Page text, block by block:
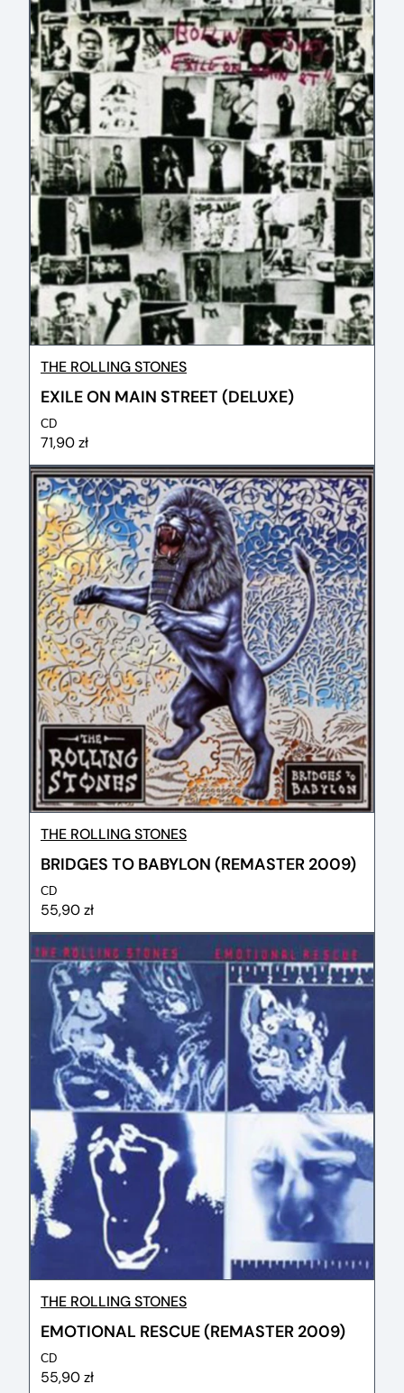
THE ROLLING STONES
EXILE ON MAIN STREET (DELUXE)
CD
71,90 zł
THE ROLLING STONES
BRIDGES TO BABYLON (REMASTER 2009)
CD
55,90 zł
THE ROLLING STONES
EMOTIONAL RESCUE (REMASTER 2009)
CD
55,90 zł